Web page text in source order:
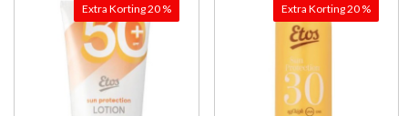
Extra Korting 20 % Extra Korting 20 %